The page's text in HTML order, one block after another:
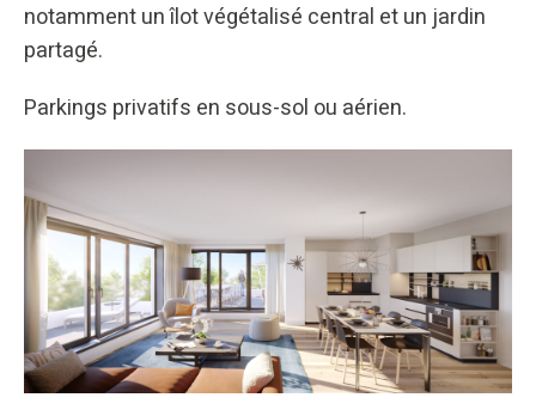
notamment un îlot végétalisé central et un jardin
partagé.
Parkings privatifs en sous-sol ou aérien.